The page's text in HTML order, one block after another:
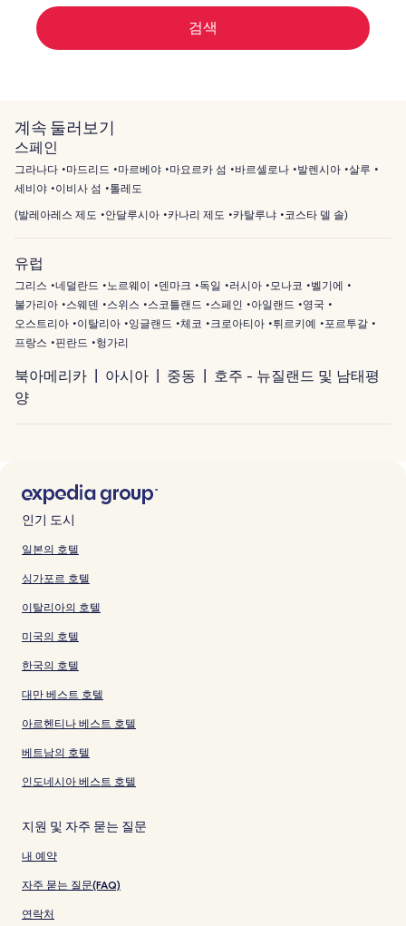
검색
계속 둘러보기
스페인
그라나다 마드리드 마르베야 마요르카 섬 바르셀로나 발렌시아 살루
세비야
이비사 섬
톨레도
(발레아레스 제도 안달루시아 카나리 제도 카탈루냐 코스타 델 솔)
유럽
그리스 네덜란드 노르웨이 덴마크 독일 러시아 모나코
벨기에
불가리아
스웨덴 스위스 스코틀랜드 스페인 아일랜드
영국
오스트리아
이탈리아 잉글랜드 체코 크로아티아 튀르키예
포르투갈
프랑스
핀란드 헝가리
북아메리카 아시아 중동
호주 - 뉴질랜드 및 남태평
양
인기 도시
일본의 호텔
싱가포르 호텔
이탈리아의 호텔
미국의 호텔
한국의 호텔
대만 베스트 호텔
아르헨티나 베스트 호텔
베트남의 호텔
인도네시아 베스트 호텔
지원 및 자주 묻는 질문
내 예약
자주 묻는 질문(FAQ)
연락처